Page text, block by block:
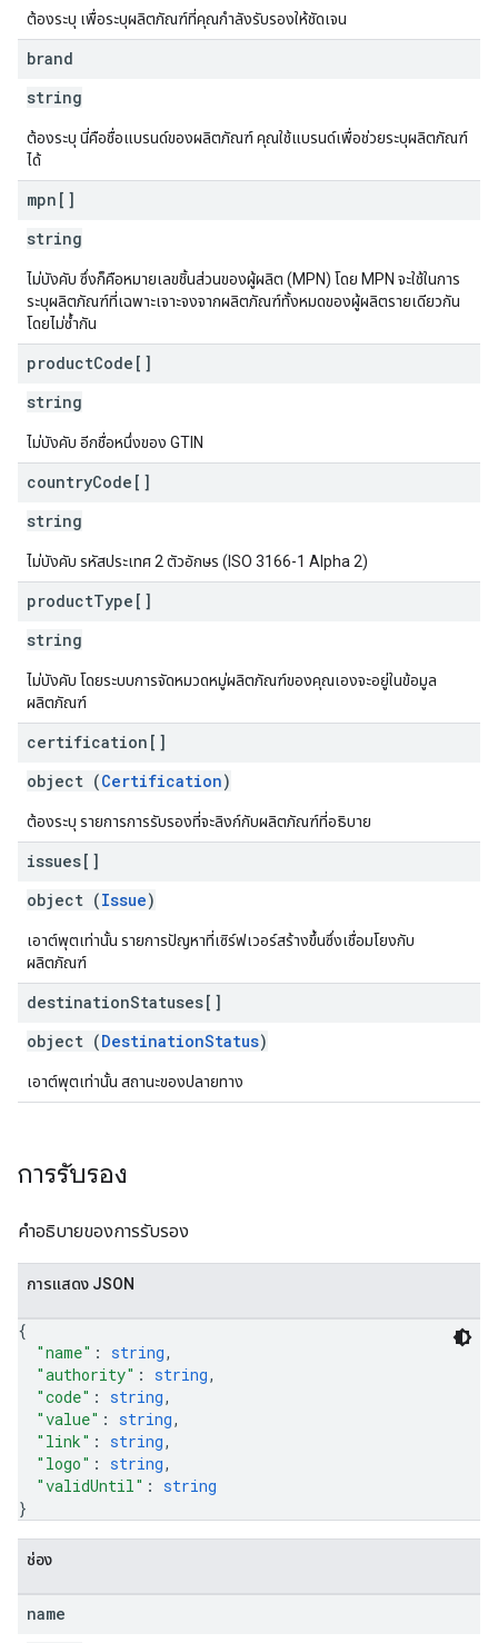
ต้องระบุ เพื่อระบุผลิตภัณฑ์ที่คุณกำลังรับรองให้ชัดเจน
brand
string
ต้องระบุ นี่คือชื่อแบรนด์ของผลิตภัณฑ์ คุณใช้แบรนด์เพื่อช่วยระบุผลิตภัณฑ์
ได้
mpn[]
string
ไม่บังคับ ซึ่งก็คือหมายเลขชิ้นส่วนของผู้ผลิต (MPN) โดย MPN จะใช้ในการ
ระบุผลิตภัณฑ์ที่เฉพาะเจาะจงจากผลิตภัณฑ์ทั้งหมดของผู้ผลิตรายเดียวกัน
โดยไม่ซ้ำกัน
productCode[]
string
ไม่บังคับ อีกชื่อหนึ่งของ GTIN
countryCode[]
string
ไม่บังคับ รหัสประเทศ 2 ตัวอักษร (ISO 3166-1 Alpha 2)
productType[]
string
ไม่บังคับ โดยระบบการจัดหมวดหมู่ผลิตภัณฑ์ของคุณเองจะอยู่ในข้อมูล
ผลิตภัณฑ์
certification[]
object (Certification)
ต้องระบุ รายการการรับรองที่จะลิงก์กับผลิตภัณฑ์ที่อธิบาย
issues[]
object (Issue)
เอาต์พุตเท่านั้น รายการปัญหาที่เซิร์ฟเวอร์สร้างขึ้นซึ่งเชื่อมโยงกับ
ผลิตภัณฑ์
destinationStatuses[]
object (DestinationStatus)
เอาต์พุตเท่านั้น สถานะของปลายทาง
การรับรอง
คำอธิบายของการรับรอง
การแสดง JSON
{
"name" : string,
"authority" : string,
"code" : string,
"value" : string,
"link" : string,
"logo" : string,
"validUntil" : string
}
ช่อง
name